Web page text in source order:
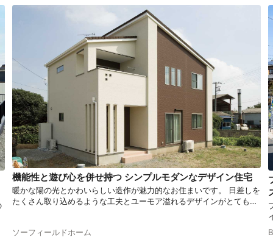
機能性と遊び心を併せ持つ シンプルモダンなデザイン住宅
暖かな陽の光とかわいらしい造作が魅力的なお住まいです。 日差しを
たくさん取り込めるような工夫とユーモア溢れるデザインがとても素
ソーフィールドホーム